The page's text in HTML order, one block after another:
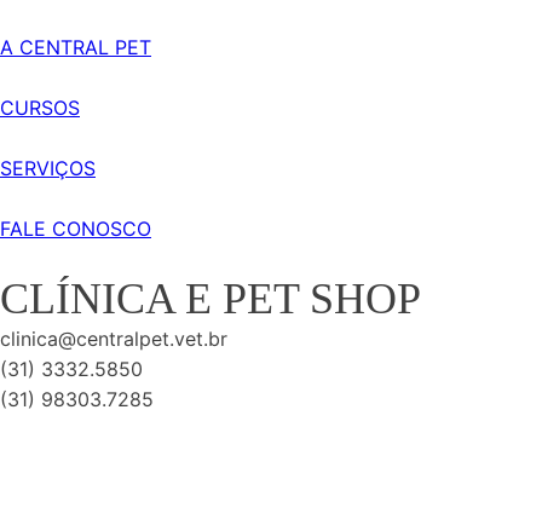
A CENTRAL PET
CURSOS
SERVIÇOS
FALE CONOSCO
CLÍNICA E PET SHOP
clinica@centralpet.vet.br
(31) 3332.5850
(31) 98303.7285